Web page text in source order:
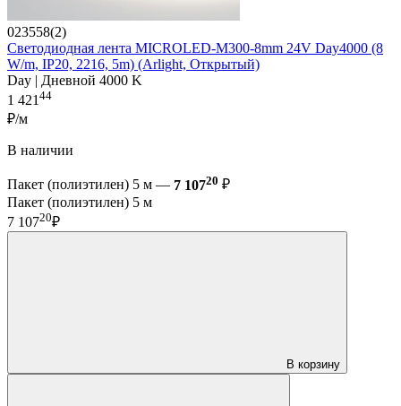
023558(2)
Светодиодная лента MICROLED-M300-8mm 24V Day4000 (8
W/m, IP20, 2216, 5m) (Arlight, Открытый)
Day | Дневной 4000 K
1 421 44
₽/м
В наличии
Пакет (полиэтилен) 5 м — 7 10720 ₽
Пакет (полиэтилен) 5 м
7 10720₽
В корзину